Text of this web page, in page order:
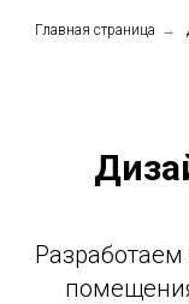
Главная страница →